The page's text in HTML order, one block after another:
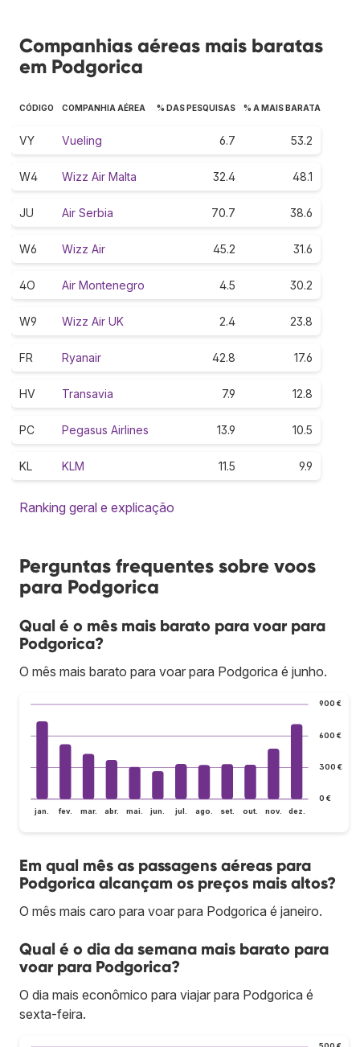
Companhias aéreas mais baratas
em Podgorica
CÓDIGO COMPANHIA AÉREA % DAS PESQUISAS % A MAIS BARATA
VY Vueling 6.7 53.2
W4 Wizz Air Malta 32.4 48.1
JU Air Serbia 70.7 38.6
W6 Wizz Air 45.2 31.6
4O Air Montenegro 4.5 30.2
W9 Wizz Air UK 2.4 23.8
FR Ryanair 42.8 17.6
HV Transavia 7.9 12.8
PC Pegasus Airlines 13.9 10.5
KL KLM 11.5 9.9
Ranking geral e explicação
Perguntas frequentes sobre voos
para Podgorica
Qual é o mês mais barato para voar para
Podgorica?
O mês mais barato para voar para Podgorica é junho.
0 €
300 €
600 €
900 €
jan. fev. mar. abr. mai. jun. jul. ago. set. out. nov. dez.
Em qual mês as passagens aéreas para
Podgorica alcançam os preços mais altos?
O mês mais caro para voar para Podgorica é janeiro.
Qual é o dia da semana mais barato para
voar para Podgorica?
O dia mais econômico para viajar para Podgorica é
sexta-feira.